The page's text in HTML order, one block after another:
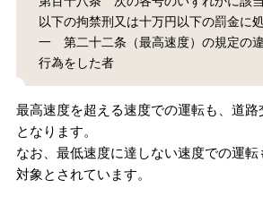
以下の拘禁刑又は十万円以下の罰金に処
一 第二十二条（最高速度）の規定の
行為をした者
最高速度を超える速度での運転も、道路
となります。
なお、最低速度に達しない速度での運
対象とされています。